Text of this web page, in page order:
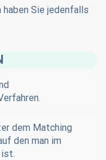
haben Sie jedenfalls
dem Matching
den man im
ist.